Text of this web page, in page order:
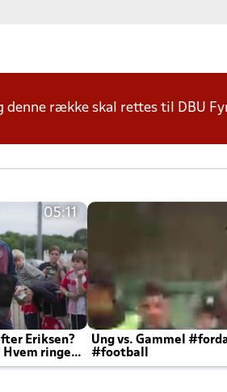
denne række skal rettes til DBU
05:11
Eriksen?
Hvem ringer
Ung vs. Gammel
#football